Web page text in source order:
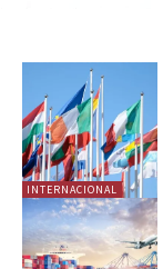
INTERNACIONAL